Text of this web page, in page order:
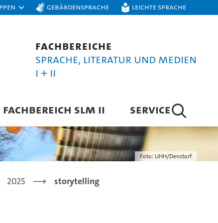
Gebärdensprache Leichte Sprache
Fachbereiche
Sprache, Literatur und Medien
I + II
FACHBEREICH SLM II SERVICE
Foto: UHH/Denstorf
2025 storytelling